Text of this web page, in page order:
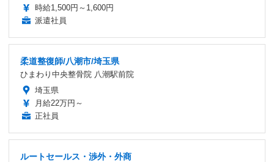
時給1,500円～1,600円
派遣社員
柔道整復師/八潮市/埼玉県
ひまわり中央整骨院 八潮駅前院
埼玉県
月給22万円～
正社員
ルートセールス・渉外・外商